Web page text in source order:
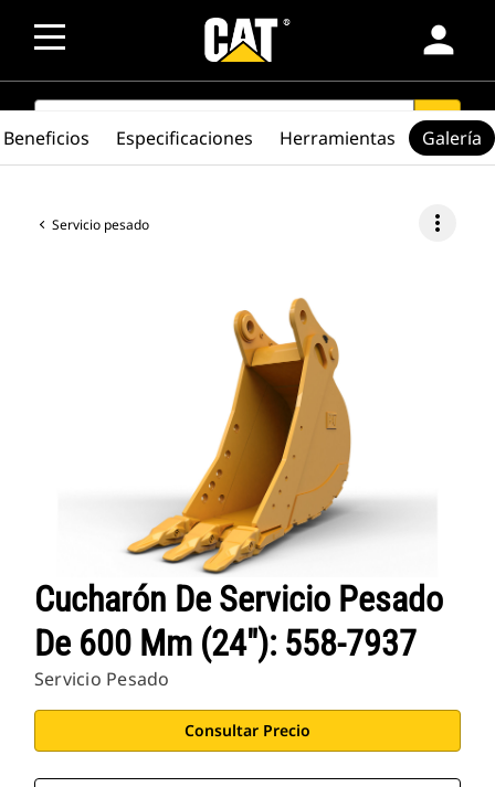
person
SEARCH search
Servicio pesado more_vert
Cucharón De Servicio Pesado
De 600 Mm (24"): 558-7937
Servicio Pesado
Consultar Precio
Beneficios Especificaciones Herramientas Galería